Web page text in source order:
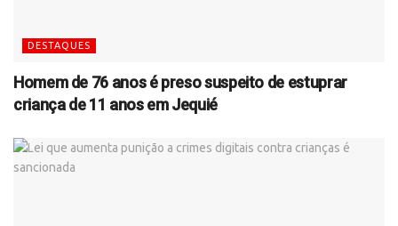
DESTAQUES
Homem de 76 anos é preso suspeito de estuprar
criança de 11 anos em Jequié